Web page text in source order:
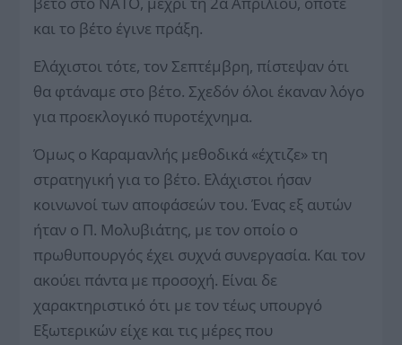
και το βέτο έγινε πράξη.
Ελάχιστοι τότε, τον Σεπτέμβρη, πίστεψαν ότι
θα φτάναμε στο βέτο. Σχεδόν όλοι έκαναν λόγο
για προεκλογικό πυροτέχνημα.
Όμως ο Καραμανλής μεθοδικά «έχτιζε» τη
στρατηγική για το βέτο. Ελάχιστοι ήσαν
κοινωνοί των αποφάσεών του. Ένας εξ αυτών
ήταν ο Π. Μολυβιάτης, με τον οποίο ο
πρωθυπουργός έχει συχνά συνεργασία. Και τον
ακούει πάντα με προσοχή. Είναι δε
χαρακτηριστικό ότι με τον τέως υπουργό
Εξωτερικών είχε και τις μέρες που